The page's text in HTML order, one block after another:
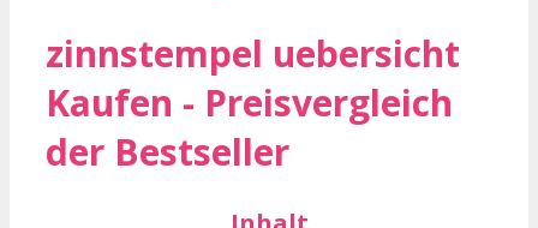
zinnstempel uebersicht
Kaufen - Preisvergleich
der Bestseller